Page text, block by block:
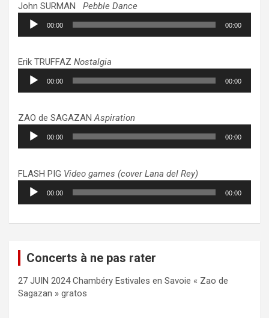
John SURMAN Pebble Dance
Lecteur
audio
00:00 00:00
Erik TRUFFAZ Nostalgia
Lecteur
audio
00:00 00:00
ZAO de SAGAZANAspiration
Lecteur
audio
00:00 00:00
FLASH PIG Video games (cover Lana del Rey)
Lecteur
audio
00:00 00:00
Concerts à ne pas rater
27 JUIN 2024 Chambéry Estivales en Savoie « Zao de
Sagazan » gratos